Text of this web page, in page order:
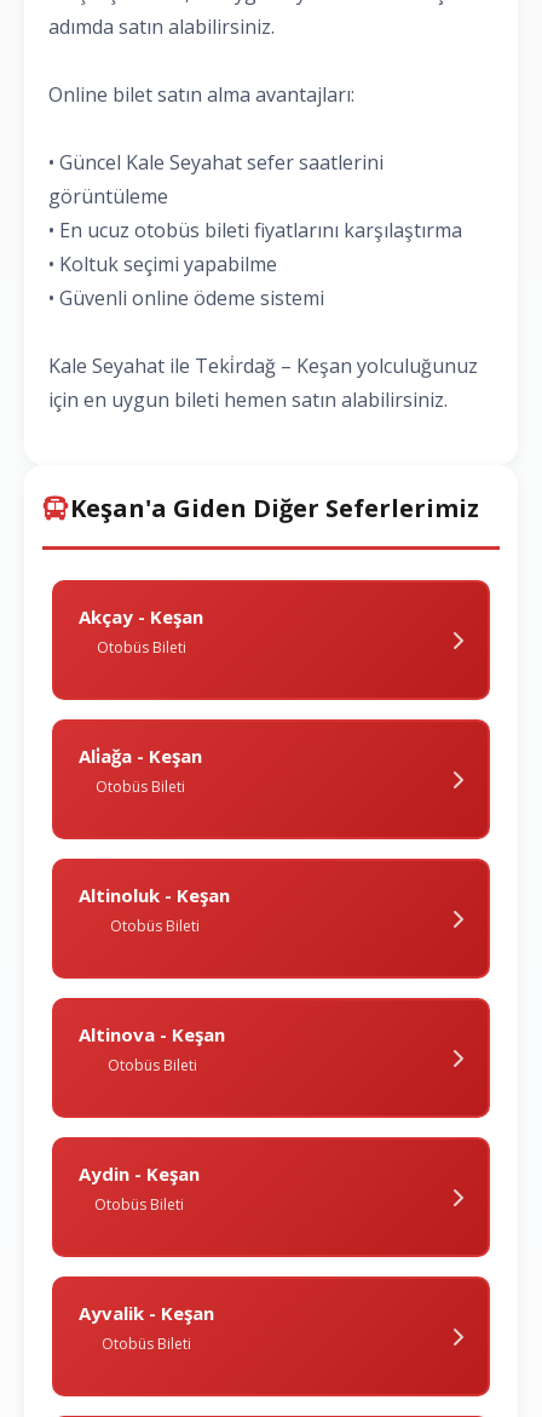
adımda satın alabilirsiniz.
Online bilet satın alma avantajları:
• Güncel Kale Seyahat sefer saatlerini
görüntüleme
• En ucuz otobüs bileti fiyatlarını karşılaştırma
• Koltuk seçimi yapabilme
• Güvenli online ödeme sistemi
Kale Seyahat ile Teki̇rdağ – Keşan yolculuğunuz
için en uygun bileti hemen satın alabilirsiniz.
Keşan'a Giden Diğer Seferlerimiz
Akçay - Keşan
Otobüs Bileti
Ali̇ağa - Keşan
Otobüs Bileti
Altinoluk - Keşan
Otobüs Bileti
Altinova - Keşan
Otobüs Bileti
Aydin - Keşan
Otobüs Bileti
Ayvalik - Keşan
Otobüs Bileti